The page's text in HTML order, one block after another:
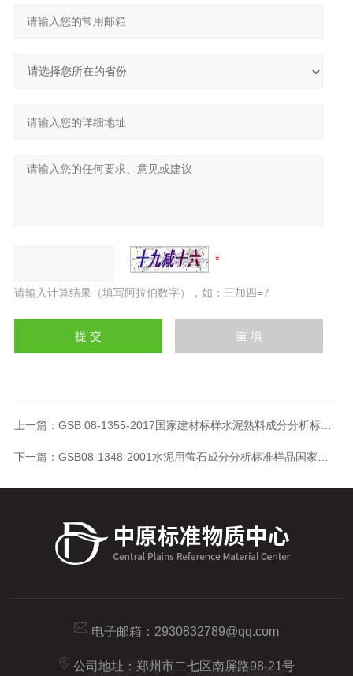
请输入计算结果（填写阿拉伯数字），如：三加四=7
上一篇： GSB 08-1355-2017国家建材标样水泥熟料成分分析标准样品
下一篇： GSB08-1348-2001水泥用萤石成分分析标准样品国家建材标样
电子邮箱： 2930832789@qq.com
公司地址：郑州市二七区南屏路98-21号